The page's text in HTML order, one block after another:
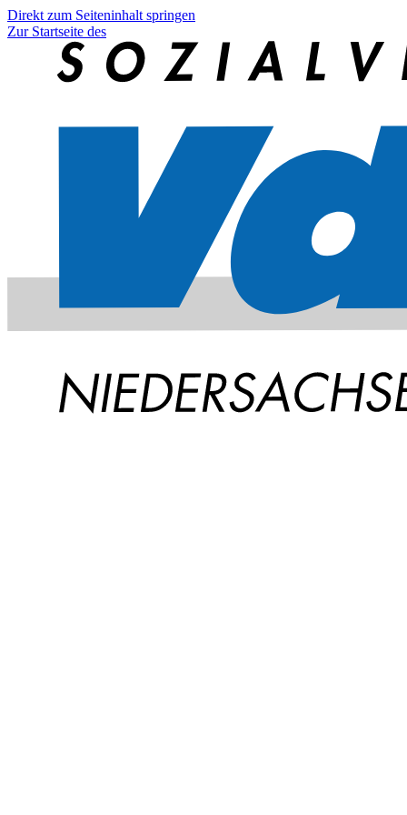
Direkt zum Seiteninhalt springen
Zur Startseite des